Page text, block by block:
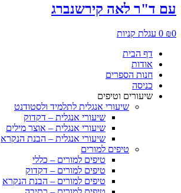
עם ד"ר לאה קירשנברג
₪0
0 עגלת קניות
דף הבית
אודות
חנות הספרים
כניסה
שיעורים וטיפים
שיעורי אנגלית לתלמיד ולסטודנט
שיעורי אנגלית – דקדוק
שיעורי אנגלית – אוצר מילים
שיעורי אנגלית – הבנת הנקרא
טיפים למורים
טיפים למורים – כללי
טיפים למורים – דקדוק
טיפים למורים – הבנת הנקרא